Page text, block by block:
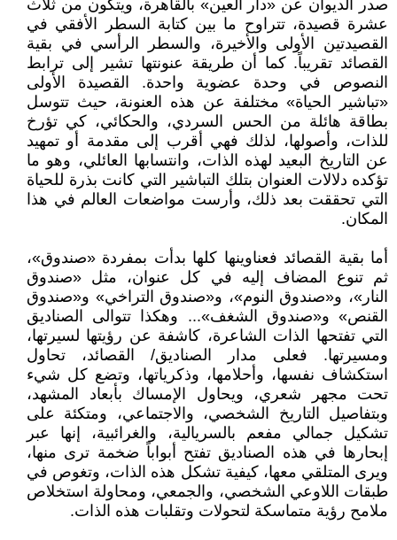
صدر الديوان عن «دار العين» بالقاهرة، ويتكون من ثلاث
عشرة قصيدة، تتراوح ما بين كتابة السطر الأفقي في
القصيدتين الأولى والأخيرة، والسطر الرأسي في بقية
القصائد تقريباً. كما أن طريقة عنونتها تشير إلى ترابط
النصوص في وحدة عضوية واحدة. القصيدة الأولى
«تباشير الحياة» مختلفة عن هذه العنونة، حيث تتوسل
بطاقة هائلة من الحس السردي، والحكائي، كي تؤرخ
للذات، وأصولها، لذلك فهي أقرب إلى مقدمة أو تمهيد
عن التاريخ البعيد لهذه الذات، وانتسابها العائلي، وهو ما
تؤكده دلالات العنوان بتلك التباشير التي كانت بذرة للحياة
التي تحققت بعد ذلك، وأرست مواضعات العالم في هذا
المكان.
أما بقية القصائد فعناوينها كلها بدأت بمفردة «صندوق»،
ثم تنوع المضاف إليه في كل عنوان، مثل «صندوق
النار»، و«صندوق النوم»، و«صندوق التراخي» و«صندوق
القنص» و«صندوق الشغف»... وهكذا تتوالى الصناديق
التي تفتحها الذات الشاعرة، كاشفة عن رؤيتها لسيرتها،
ومسيرتها. فعلى مدار الصناديق/ القصائد، تحاول
استكشاف نفسها، وأحلامها، وذكرياتها، وتضع كل شيء
تحت مجهر شعري، ويحاول الإمساك بأبعاد المشهد،
وبتفاصيل التاريخ الشخصي، والاجتماعي، ومتكئة على
تشكيل جمالي مفعم بالسريالية، والغرائبية، إنها عبر
إبحارها في هذه الصناديق تفتح أبواباً ضخمة ترى منها،
ويرى المتلقي معها، كيفية تشكل هذه الذات، وتغوص في
طبقات اللاوعي الشخصي، والجمعي، ومحاولة استخلاص
ملامح رؤية متماسكة لتحولات وتقلبات هذه الذات.